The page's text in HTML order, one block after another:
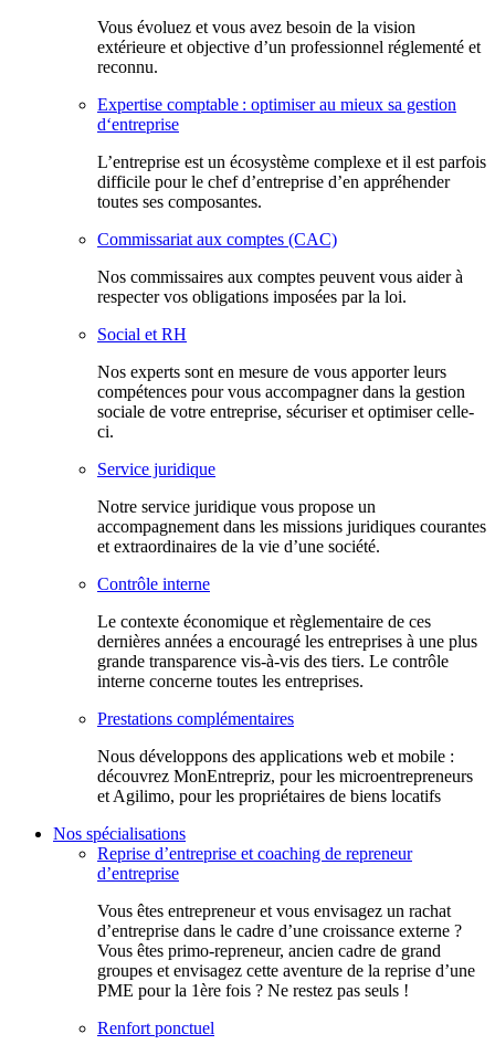
Vous évoluez et vous avez besoin de la vision
extérieure et objective d’un professionnel réglementé et
reconnu.
Expertise comptable : optimiser au mieux sa gestion
d‘entreprise
L’entreprise est un écosystème complexe et il est parfois
difficile pour le chef d’entreprise d’en appréhender
toutes ses composantes.
Commissariat aux comptes (CAC)
Nos commissaires aux comptes peuvent vous aider à
respecter vos obligations imposées par la loi.
Social et RH
Nos experts sont en mesure de vous apporter leurs
compétences pour vous accompagner dans la gestion
sociale de votre entreprise, sécuriser et optimiser celle-
ci.
Service juridique
Notre service juridique vous propose un
accompagnement dans les missions juridiques courantes
et extraordinaires de la vie d’une société.
Contrôle interne
Le contexte économique et règlementaire de ces
dernières années a encouragé les entreprises à une plus
grande transparence vis-à-vis des tiers. Le contrôle
interne concerne toutes les entreprises.
Prestations complémentaires
Nous développons des applications web et mobile :
découvrez MonEntrepriz, pour les microentrepreneurs
et Agilimo, pour les propriétaires de biens locatifs
Nos spécialisations
Reprise d’entreprise et coaching de repreneur
d’entreprise
Vous êtes entrepreneur et vous envisagez un rachat
d’entreprise dans le cadre d’une croissance externe ?
Vous êtes primo-repreneur, ancien cadre de grand
groupes et envisagez cette aventure de la reprise d’une
PME pour la 1ère fois ? Ne restez pas seuls !
Renfort ponctuel